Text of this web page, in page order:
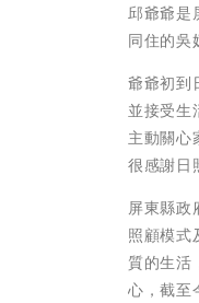
邱爺爺是
同住的吳
爺爺初到
並接受生
主動關心
很感謝日
屏東縣政
照顧模式
質的生活
心，截至